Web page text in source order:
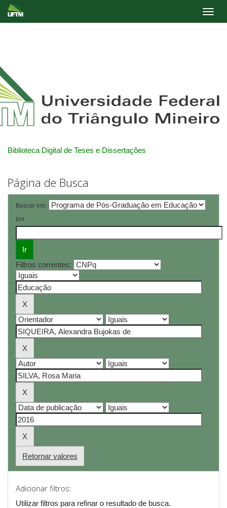
Biblioteca Digital de Teses e Dissertações
Página de Busca
Buscar em:
por
Filtros correntes:
Retornar valores
Adicionar filtros:
Utilizar filtros para refinar o resultado de busca.